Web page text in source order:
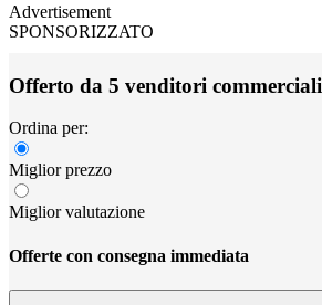
Advertisement
SPONSORIZZATO
Offerto da 5 venditori commerciali
Ordina per:
Miglior prezzo
Miglior valutazione
Offerte con consegna immediata